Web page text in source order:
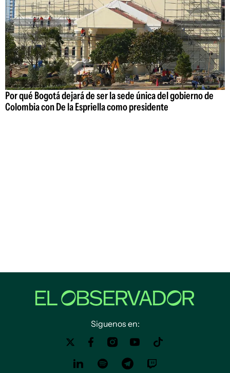
Por qué Bogotá dejará de ser la sede única del gobierno de
Colombia con De la Espriella como presidente
Siguenos en: